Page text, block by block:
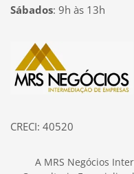
Sábados: 9h às 13h
Página inicial
CRECI: 40520
A MRS Negócios